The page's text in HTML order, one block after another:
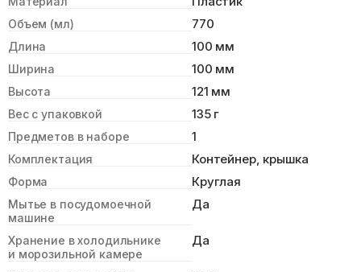
Объем (мл) 770
Длина 100 мм
Ширина 100 мм
Высота 121 мм
Вес с упаковкой 135 г
Предметов в наборе 1
Комплектация Контейнер, крышка
Форма Круглая
Мытье в посудомоечной
машине
Да
Хранение в холодильнике
и морозильной камере
Да